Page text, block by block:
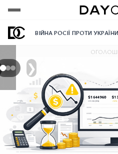
ВІЙНА РОСІЇ ПРОТИ УКРАЇНИ
Переглянути
Переглянути
Переглянути
❯